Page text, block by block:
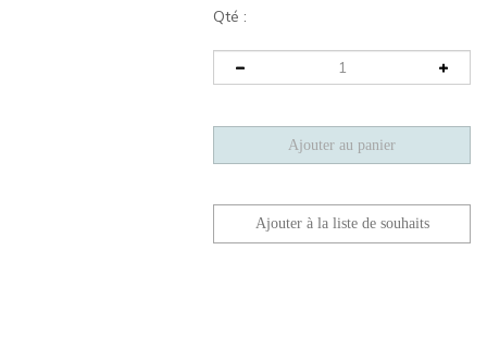
Qté :